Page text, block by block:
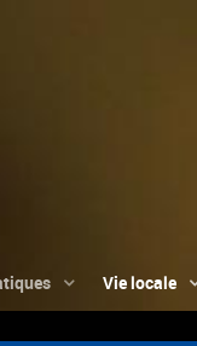
Vie locale